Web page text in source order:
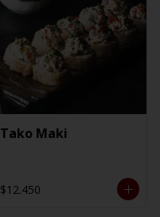
Tako Maki
$12.450